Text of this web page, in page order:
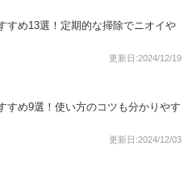
すめ13選！定期的な掃除でニオイや
更新日:2024/12/19
すめ9選！使い方のコツも分かりやす
更新日:2024/12/03